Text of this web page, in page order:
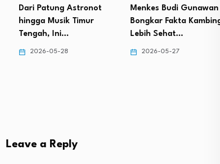
Dari Patung Astronot
hingga Musik Timur
Tengah, Ini…
2026-05-28
Menkes Budi Gunawan
Bongkar Fakta Kambing
Lebih Sehat…
2026-05-27
Leave a Reply